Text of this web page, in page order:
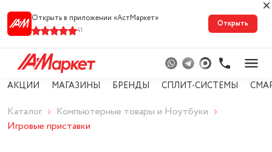
Открыть в приложении «АстМарке‪т‬»
41
Открыть
АКЦИИ МАГАЗИНЫ БРЕНДЫ СПЛИТ-СИСТЕМЫ
Каталог
Компьютерные товары и Ноутбуки
Игровые приставки